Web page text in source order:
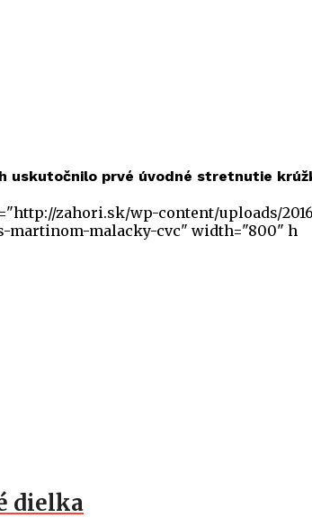
uskutočnilo prvé úvodné stretnutie
zahori.sk/wp-content/uploads/
martinom-malacky-cvc" width="800" h
dielka